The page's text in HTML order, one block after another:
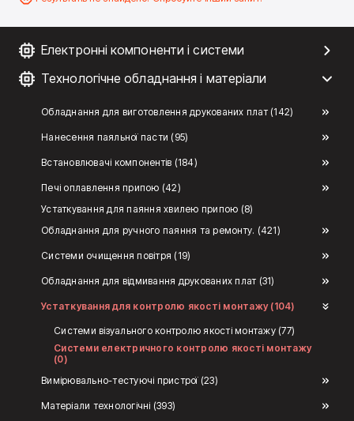
Електронні компоненти і системи
Технологічне обладнання і матеріали
Обладнання для виготовлення друкованих плат (142)
Нанесення паяльної пасти (95)
Встановлювачі компонентів (184)
Печі оплавлення припою (42)
Устаткування для паяння хвилею припою (8)
Обладнання для ручного паяння та ремонту. (421)
Системи очищення повітря (19)
Обладнання для відмивання друкованих плат (31)
Устаткування для контролю якості монтажу (104)
Системи візуального контролю якості монтажу (77)
Системи електричного контролю якості монтажу
(0)
Вимірювально-тестуючі пристрої (23)
Матеріали технологічні (393)